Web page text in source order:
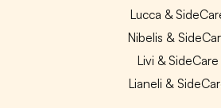
Lucca &
Nibelis &
Livi & SideCare
Lianeli &